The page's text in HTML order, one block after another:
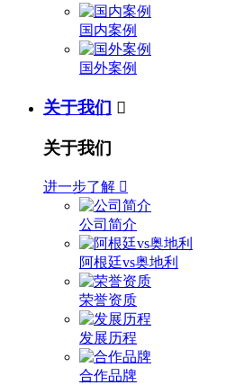
国内案例
国外案例
关于我们 
关于我们
进一步了解 
公司简介
阿根廷vs奥地利
荣誉资质
发展历程
合作品牌